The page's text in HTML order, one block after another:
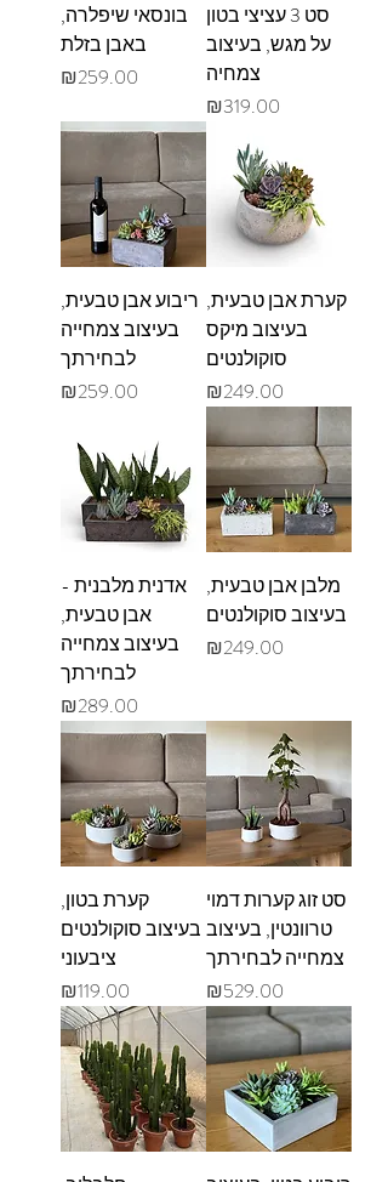
סט 3 עציצי בטון
על מגש, בעיצוב
צמחיה
מחיר
₪319.00
בונסאי שיפלרה,
באבן בזלת
מחיר
₪259.00
קערת אבן טבעית,
בעיצוב מיקס
סוקולנטים
מחיר
₪249.00
ריבוע אבן טבעית,
בעיצוב צמחייה
לבחירתך
מחיר
₪259.00
מלבן אבן טבעית,
בעיצוב סוקולנטים
מחיר
₪249.00
אדנית מלבנית -
אבן טבעית,
בעיצוב צמחייה
לבחירתך
מחיר
₪289.00
סט זוג קערות דמוי
טרוונטין, בעיצוב
צמחייה לבחירתך
מחיר
₪529.00
קערת בטון,
בעיצוב סוקולנטים
ציבעוני
מחיר
₪119.00